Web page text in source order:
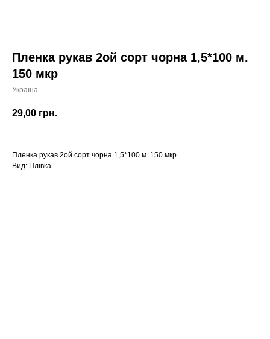
Пленка рукав 2ой сорт чорна 1,5*100 м.
150 мкр
Україна
29,00 грн.
Пленка рукав 2ой сорт чорна 1,5*100 м. 150 мкр
Вид: Плівка